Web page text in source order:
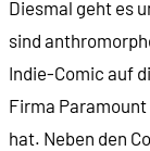
00:21:56
Diesmal geht es
sind
Indie-Comic auf
Firma
hat. Neben den